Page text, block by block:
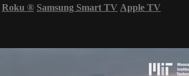
Roku ® Samsung Smart TV Apple TV